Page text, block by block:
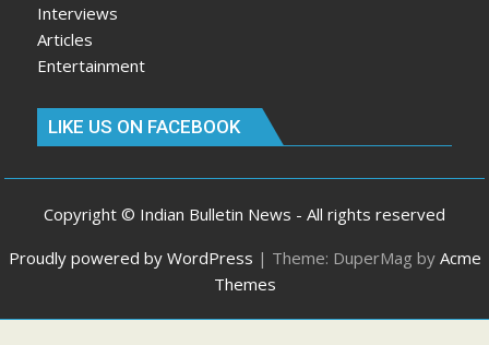
Interviews
Articles
Entertainment
LIKE US ON FACEBOOK
Copyright © Indian Bulletin News - All rights reserved
Proudly powered by WordPress | Theme: DuperMag by Acme
Themes